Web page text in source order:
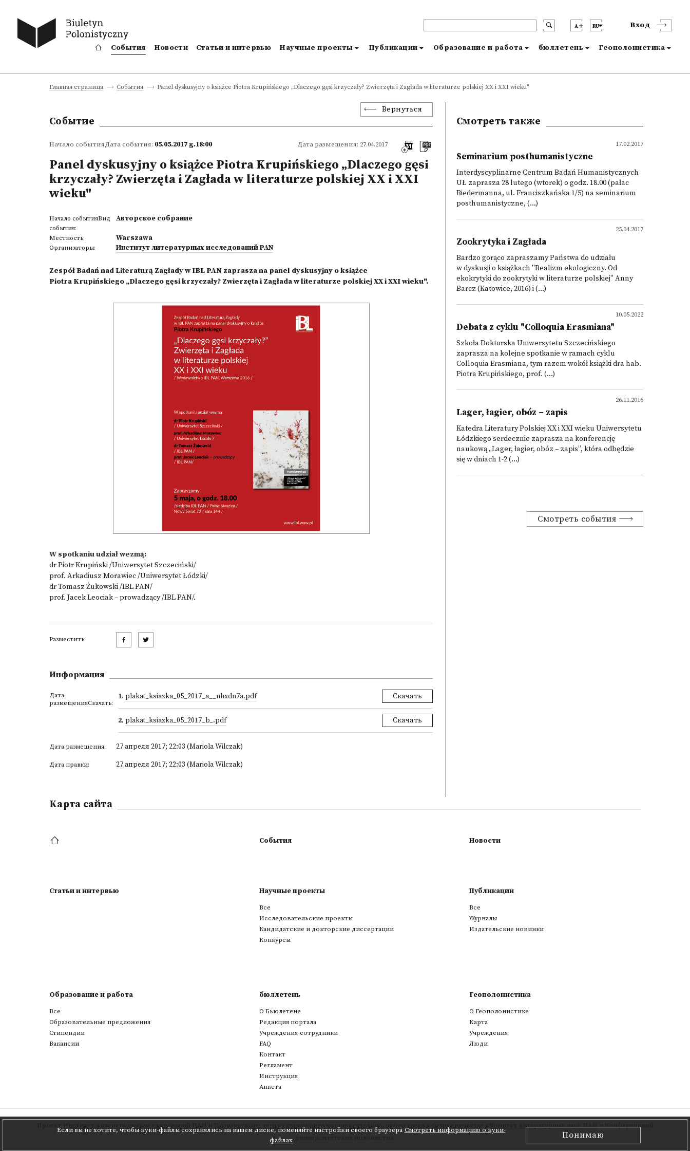
A RU Вход
События Новости Статьи и интервью Научные проекты Публикации Образование и работа бюллетень Геополонистика
Главная страница События Panel dyskusyjny o książce Piotra Krupińskiego „Dlaczego gęsi krzyczały? Zwierzęta i Zagłada w literaturze polskiej XX i XXI wieku"
Вернуться
Событие
Начало событияДата события: 05.05.2017 g.18:00 Дата размещения: 27.04.2017
Panel dyskusyjny o książce Piotra Krupińskiego „Dlaczego gęsi
krzyczały? Zwierzęta i Zagłada w literaturze polskiej XX i XXI
wieku"
Начало событияВид
события:
Авторское собрание
Местность: Warszawa
Организаторы: Институт литературных исследований PAN
Zespół Badań nad Literaturą Zagłady w IBL PAN zaprasza na panel dyskusyjny o książce
Piotra Krupińskiego „Dlaczego gęsi krzyczały? Zwierzęta i Zagłada w literaturze polskiej XX i XXI wieku".
W spotkaniu udział wezmą:
dr Piotr Krupiński /Uniwersytet Szczeciński/
prof. Arkadiusz Morawiec /Uniwersytet Łódzki/
dr Tomasz Żukowski /IBL PAN/
prof. Jacek Leociak – prowadzący /IBL PAN/.
Разместить:
Информация
Дата
размещенияСкачать:
1. plakat_ksiazka_05_2017_a__nhxdn7a.pdf Скачать
2. plakat_ksiazka_05_2017_b_.pdf Скачать
Дата размещения: 27 апреля 2017; 22:03 (Mariola Wilczak)
Дата правки: 27 апреля 2017; 22:03 (Mariola Wilczak)
Смотреть также
17.02.2017
Seminarium posthumanistyczne
Interdyscyplinarne Centrum Badań Humanistycznych
UŁ zaprasza 28 lutego (wtorek) o godz. 18.00 (pałac
Biedermanna, ul. Franciszkańska 1/5) na seminarium
posthumanistyczne, (...)
25.04.2017
Zookrytyka i Zagłada
Bardzo gorąco zapraszamy Państwa do udziału
w dyskusji o książkach "Realizm ekologiczny. Od
ekokrytyki do zookrytyki w literaturze polskiej" Anny
Barcz (Katowice, 2016) i (...)
10.05.2022
Debata z cyklu "Colloquia Erasmiana"
Szkoła Doktorska Uniwersytetu Szczecińskiego
zaprasza na kolejne spotkanie w ramach cyklu
Colloquia Erasmiana, tym razem wokół książki dra hab.
Piotra Krupińskiego, prof. (...)
26.11.2016
Lager, łagier, obóz – zapis
Katedra Literatury Polskiej XX i XXI wieku Uniwersytetu
Łódzkiego serdecznie zaprasza na konferencję
naukową „Lager, łagier, obóz – zapis”, która odbędzie
się w dniach 1-2 (...)
Смотреть события
Если вы не хотите, чтобы куки-файлы сохранялись на вашем диске, поменяйте настройки своего браузера Смотреть информацию о куки-
файлах
Понимаю
Kарта сайта
События Новости
Статьи и интервью Научные проекты
Все
Исследовательские проекты
Кандидатские и докторские диссертации
Конкурсы
Публикации
Все
Журналы
Издательские новинки
Образование и работа
Все
Образовательные предложения
Стипендии
Вакансии
бюллетень
О Бьюлетене
Редакция портала
Учреждения-сотрудники
FAQ
Контакт
Регламент
Инструкция
Анкета
Геополонистика
О Геополонистике
Kарта
Учреждения
Люди
Институт литературных исследований ПАН Познаньского центра суперкомпьютерно-сетевого проводится в сотрудничестве с Комитет литературных наук ПАНи Конференцией